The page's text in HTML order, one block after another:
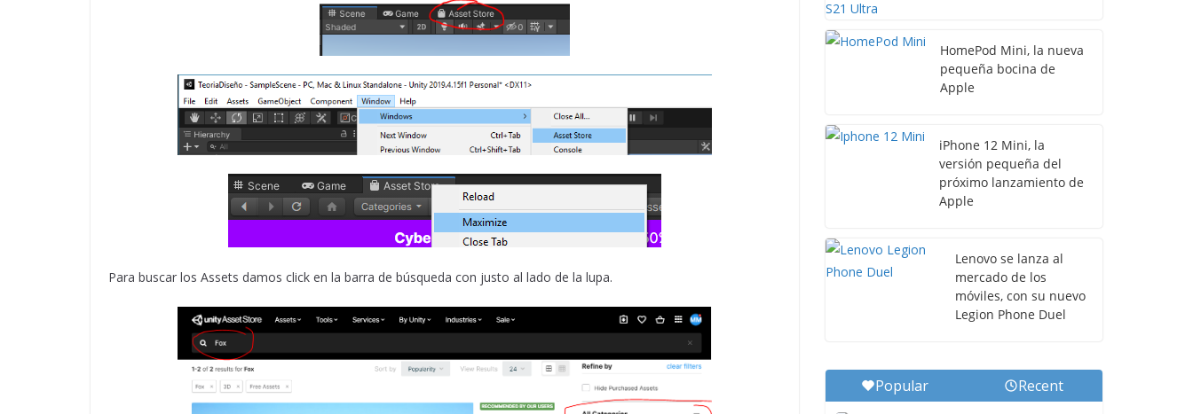
Para buscar los Assets damos click en la barra de búsqueda con justo al lado de la lupa.
HomePod Mini, la nueva
pequeña bocina de
Apple
iPhone 12 Mini, la
versión pequeña del
próximo lanzamiento de
Apple
Lenovo se lanza al
mercado de los
móviles, con su nuevo
Legion Phone Duel
Popular Recent